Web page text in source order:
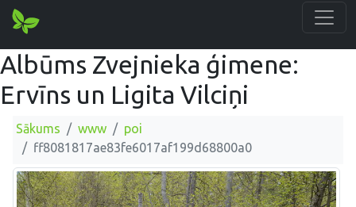
Albūms Zvejnieka ģimene:
Ervīns un Ligita Vilciņi
Sākums www
poi
ff8081817ae83fe6017af199d68800a0